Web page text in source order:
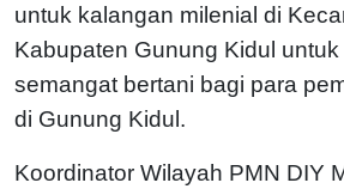
untuk kalangan milenial di
Kabupaten Gunung Kidul
semangat bertani bagi para
di Gunung Kidul.
Koordinator Wilayah PMN DIY